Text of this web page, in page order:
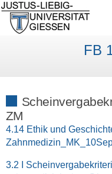
FB
ZM
4.14 Ethik und
3.2 I